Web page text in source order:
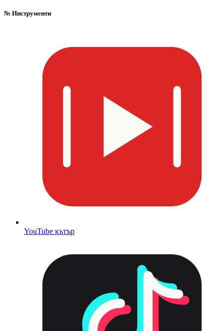
№ Инструменти
YouTube кътър